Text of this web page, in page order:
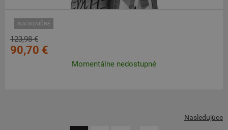
SUV-SILNIČNÉ
123,98 €
90,70 €
Momentálne nedostupné
Nasledujúce